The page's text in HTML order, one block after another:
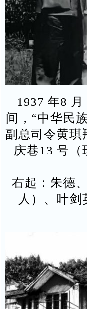
1937 年8
间，“中华民
副总司令黄琪
庆巷13 号（
右起：朱德
人）、叶